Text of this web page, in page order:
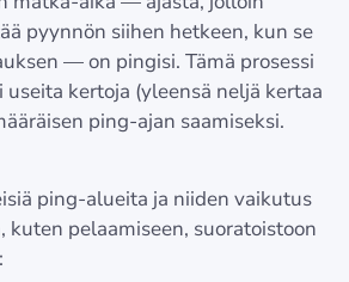
pyynnön siihen hetkeen, kun se
— on pingisi. Tämä prosessi
kertoja (yleensä neljä kertaa
ping-ajan saamiseksi.
ping-alueita ja niiden vaikutus
pelaamiseen, suoratoistoon